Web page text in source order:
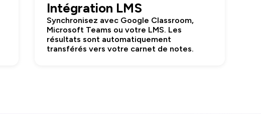
Intégration LMS
Synchronisez avec Google Classroom,
Microsoft Teams ou votre LMS. Les
résultats sont automatiquement
transférés vers votre carnet de notes.